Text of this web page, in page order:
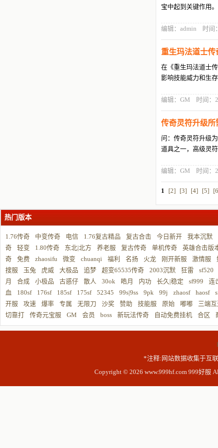
宝中起到关键作用
编辑：admin 时间
重生玛法道士
在《重生玛法道士
影响技能威力和生
编辑：GM 时间：
传奇灵符升级
问：传奇灵符升级
道具之一，高级灵
编辑：GM 时间：
1 [2] [3] [4] [5]
热门版本
1.76传奇 中变传奇 电信 1.76复古精品 复古合击 今日新开
我本沉默
奇
轻变 1.80传奇 东北|北方 养老服 复古传奇 单机传奇
英雄合击版
奇
免费 zhaosifu 微变 chuanqi 福利 名扬 火龙 刚开新服 激情服
搜服
玉兔 虎威 大极品 追梦 超变65535传奇 2003沉默 狂雷
sf520
月
合成 小极品 古惑仔 散人 30ok 皓月 内功 长久|稳定 sf999
连
血
180sf 176sf 185sf 175sf 52345 99s|9ss 9pk 99j zhaosf haosf
开服
攻速 爆率 专属 无限刀 沙奖 赞助 技能服 原始 嘟嘟
三端
切靠打
传奇元宝服 GM 会员 boss 新玩法传奇 自动免费挂机 合区
*注释:网站数据收集于互
Copyright © 2026 www.999hf.com 999好服